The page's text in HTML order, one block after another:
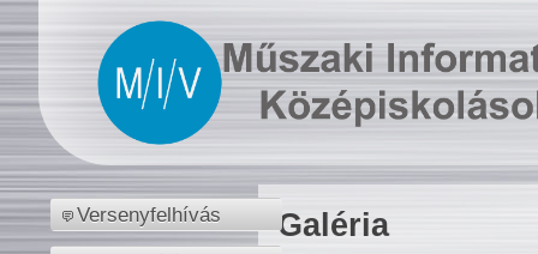
Versenyfelhívás Galéria